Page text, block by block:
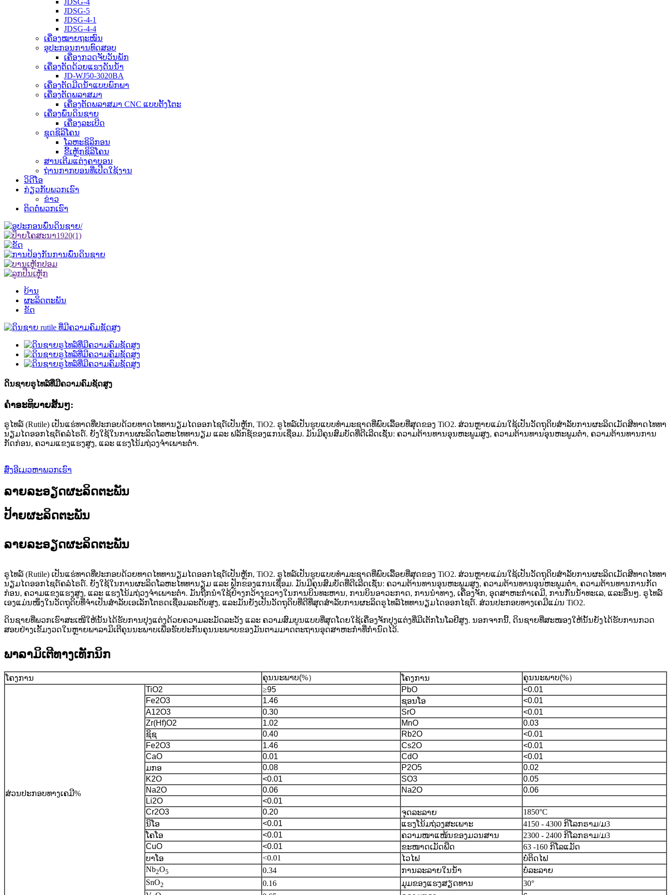
JDSG-4
JDSG-5
JDSG-4-1
JDSG-4-4
ເຄື່ອງໝາຍຖະໜົນ
ອຸປະກອນການທົດສອບ
ເຄື່ອງກວດຈັບວັນພັກ
ເຄື່ອງຕັດດ້ວຍແຮງດັນນ້ຳ
JD-WJ50-3020BA
ເຄື່ອງຕັດມີດນໍ້າແບບພົກພາ
ເຄື່ອງຕັດພລາສມາ
ເຄື່ອງຕັດພລາສມາ CNC ແບບຕັ້ງໂຕະ
ເຄື່ອງພົ່ນດິນຊາຍ
ເຄື່ອງລະເບີດ
ຊຸດຊິລິໂຄນ
ໂລຫະຊິລິກອນ
ຂີ້ເຫຼັກຊິລິໂຄນ
ສານເຕີມແຕ່ງຄາບອນ
ຖ່ານກາກບອນທີ່ເປີດໃຊ້ງານ
ວິດີໂອ
ກ່ຽວກັບພວກເຮົາ
ຂ່າວ
ຕິດຕໍ່ພວກເຮົາ
ບ້ານ
ຜະລິດຕະພັນ
ຂັດ
ດິນຊາຍຣູໄທລ໌ທີ່ມີຄວາມຄົມຊັດສູງ
ຄໍາອະທິບາຍສັ້ນໆ:
ຣູໄທລ໌ (Rutile) ເປັນແຮ່ທາດທີ່ປະກອບດ້ວຍທາດໄທທານຽມໄດອອກໄຊດ໌ເປັນຫຼັກ, TiO2. ຣູໄທລ໌ເປັນຮູບແບບທຳມະຊາດທີ່ພົບເລື້ອຍທີ່ສຸດຂອງ TiO2. ສ່ວນຫຼາຍແມ່ນໃຊ້ເປັນວັດຖຸດິບສຳລັບການຜະລິດເມັດສີທາດໄທທາ
ນຽມໄດອອກໄຊດ໌ຄລໍໄຣດ໌. ຍັງໃຊ້ໃນການຜະລິດໂລຫະໄທທານຽມ ແລະ ຟລັກຊ໌ຂອງແກນເຊື່ອມ. ມັນມີຄຸນສົມບັດທີ່ດີເລີດເຊັ່ນ: ຄວາມຕ້ານທານອຸນຫະພູມສູງ, ຄວາມຕ້ານທານອຸນຫະພູມຕ່ຳ, ຄວາມຕ້ານທານການ
ກັດກ່ອນ, ຄວາມແຂງແຮງສູງ, ແລະ ແຮງໂນ້ມຖ່ວງຈຳເພາະຕ່ຳ.
ສົ່ງອີເມວຫາພວກເຮົາ
ລາຍລະອຽດຜະລິດຕະພັນ
ປ້າຍຜະລິດຕະພັນ
ລາຍລະອຽດຜະລິດຕະພັນ
ຣູໄທລ໌ (Rutile) ເປັນແຮ່ທາດທີ່ປະກອບດ້ວຍທາດໄທທານຽມໄດອອກໄຊດ໌ເປັນຫຼັກ, TiO2. ຣູໄທລ໌ເປັນຮູບແບບທຳມະຊາດທີ່ພົບເລື້ອຍທີ່ສຸດຂອງ TiO2. ສ່ວນຫຼາຍແມ່ນໃຊ້ເປັນວັດຖຸດິບສຳລັບການຜະລິດເມັດສີທາດໄທທາ
ນຽມໄດອອກໄຊດ໌ຄລໍໄຣດ໌. ຍັງໃຊ້ໃນການຜະລິດໂລຫະໄທທານຽມ ແລະ ຟຼັກຂອງແກນເຊື່ອມ. ມັນມີຄຸນສົມບັດທີ່ດີເລີດເຊັ່ນ: ຄວາມຕ້ານທານອຸນຫະພູມສູງ, ຄວາມຕ້ານທານອຸນຫະພູມຕ່ຳ, ຄວາມຕ້ານທານການກັດ
ກ່ອນ, ຄວາມແຂງແຮງສູງ, ແລະ ແຮງໂນ້ມຖ່ວງຈຳເພາະຕ່ຳ. ມັນຖືກນໍາໃຊ້ຢ່າງກວ້າງຂວາງໃນການບິນທະຫານ, ການບິນອາວະກາດ, ການນໍາທາງ, ເຄື່ອງຈັກ, ອຸດສາຫະກໍາເຄມີ, ການກັ່ນນໍ້າທະເລ, ແລະອື່ນໆ. ຣູໄທລ໌
ເອງແມ່ນໜຶ່ງໃນວັດຖຸດິບທີ່ຈຳເປັນສໍາລັບເອເລັກໂຕຣດເຊື່ອມລະດັບສູງ, ແລະມັນຍັງເປັນວັດຖຸດິບທີ່ດີທີ່ສຸດສໍາລັບການຜະລິດຣູໄທລ໌ໄທທານຽມໄດອອກໄຊດ໌. ສ່ວນປະກອບທາງເຄມີແມ່ນ TiO2.
ດິນຊາຍທີ່ພວກເຮົາສະເໜີໃຫ້ນັ້ນໄດ້ຮັບການປຸງແຕ່ງດ້ວຍຄວາມລະມັດລະວັງ ແລະ ຄວາມສົມບູນແບບທີ່ສຸດໂດຍໃຊ້ເຄື່ອງຈັກປຸງແຕ່ງທີ່ມີເຕັກໂນໂລຢີສູງ. ນອກຈາກນີ້, ດິນຊາຍທີ່ສະໜອງໃຫ້ນັ້ນຍັງໄດ້ຮັບການກວດ
ສອບຢ່າງເຂັ້ມງວດໃນຫຼາຍພາລາມິເຕີຄຸນນະພາບເພື່ອຮັບປະກັນຄຸນນະພາບຂອງມັນຕາມມາດຕະຖານອຸດສາຫະກໍາທີ່ກໍານົດໄວ້.
ພາລາມິເຕີທາງເທັກນິກ
ໂຄງການ ຄຸນນະພາບ(%） ໂຄງການ ຄຸນນະພາບ(%）
ສ່ວນປະກອບທາງເຄມີ%
TiO2 ≥95 PbO
<0.01
Fe2O3
1.46 ຊອນໂອ
<0.01
A12O3
0.30 SrO
<0.01
Zr(Hf)O2
1.02 MnO
0.03
ຊິຊ
0.40 Rb2O
<0.01
Fe2O3
1.46 Cs2O
<0.01
CaO
0.01 CdO
<0.01
ມກອ
0.08 P2O5
0.02
K2O
<0.01 SO3
0.05
Na2O
0.06 Na2O
0.06
Li2O
<0.01
Cr2O3
0.20 ຈຸດລະລາຍ
1850°C
ນິໂອ
<0.01 ແຮງໂນ້ມຖ່ວງສະເພາະ
4150 - 4300 ກິໂລກຣາມ/ມ3
ໂຄໂອ
<0.01 ຄວາມໜາແໜ້ນຂອງມວນສານ
2300 - 2400 ກິໂລກຣາມ/ມ3
CuO
<0.01 ຂະໜາດເມັດພືດ
63 -160 ກິໂລແມັດ
ບາໂອ
<0.01 ໄວໄຟ
ບໍ່ຕິດໄຟ
Nb2O5 0.34 ການລະລາຍໃນນໍ້າ
ບໍ່ລະລາຍ
SnO2 0.16 ມຸມຂອງແຮງສຽດທານ
30°